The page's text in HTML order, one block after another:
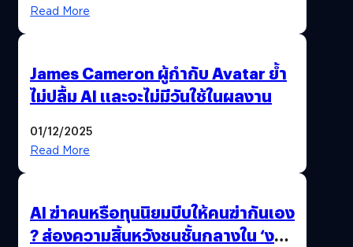
Read More
James Cameron ผู้กำกับ Avatar ย้ำ
ไม่ปลื้ม AI และจะไม่มีวันใช้ในผลงาน
01/12/2025
Read More
AI ฆ่าคนหรือทุนนิยมบีบให้คนฆ่ากันเอง
? ส่องความสิ้นหวังชนชั้นกลางใน ‘งาน